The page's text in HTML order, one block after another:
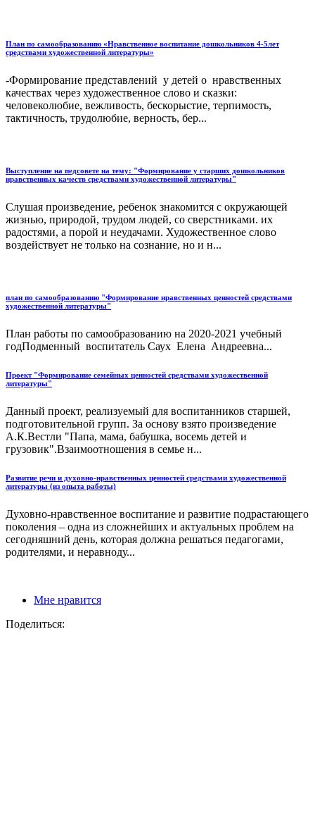
План по самообразованию «Нравственное воспитание дошкольников 4-5лет
средствами художественной литературы»
-Формирование представлений у детей о нравственных
качествах через художественное слово и сказки:
человеколюбие, вежливость, бескорыстие, терпимость,
тактичность, трудолюбие, верность, бер...
Выступление на педсовете на тему: "Формирование у старших дошкольников
нравственных качеств средствами художественной литературы"
Слушая произведение, ребенок знакомится с окружающей
жизнью, природой, трудом людей, со сверстниками. их
радостями, а порой и неудачами. Художественное слово
воздействует не только на сознание, но и н...
план по самообразованию "Формирование нравственных ценностей средствами
художественной литературы"
План работы по самообразованию на 2020-2021 учебный
годПодменный воспитатель Саух Елена Андреевна...
Проект "Формирование семейных ценностей средствами художественной
литературы"
Данный проект, реализуемый для воспитанников старшей,
подготовительной групп. За основу взято произведение
А.К.Вестли "Папа, мама, бабушка, восемь детей и
грузовик".Взаимоотношения в семье н...
Развитие речи и духовно-нравственных ценностей средствами художественной
литературы (из опыта работы)
Духовно-нравственное воспитание и развитие подрастающего
поколения – одна из сложнейших и актуальных проблем на
сегодняшний день, которая должна решаться педагогами,
родителями, и неравноду...
Мне нравится
Поделиться: